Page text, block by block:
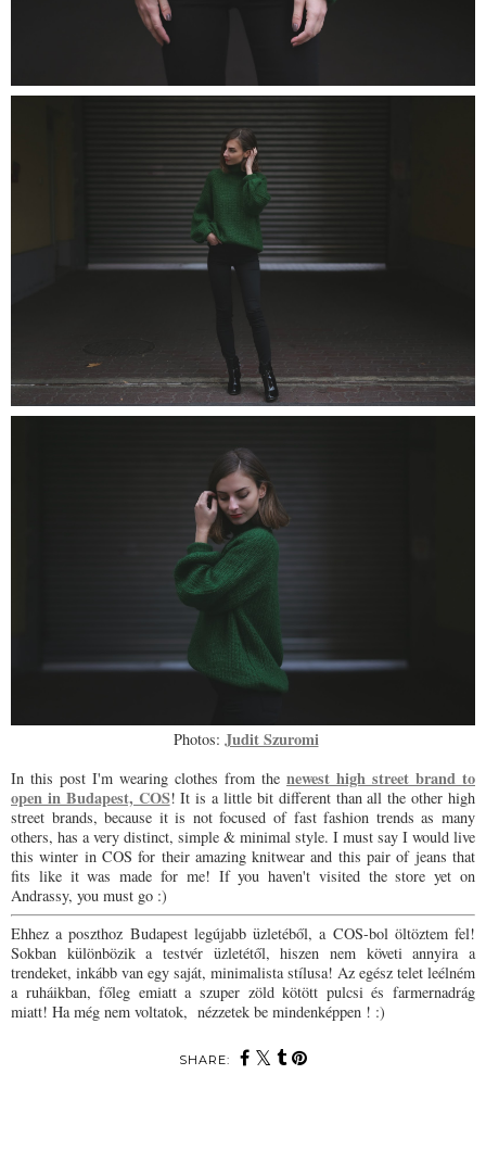
Photos: Judit Szuromi
In this post I'm wearing clothes from the newest high street brand to
open in Budapest, COS! It is a little bit different than all the other high
street brands, because it is not focused of fast fashion trends as many
others, has a very distinct, simple & minimal style. I must say I would live
this winter in COS for their amazing knitwear and this pair of jeans that
fits like it was made for me! If you haven't visited the store yet on
Andrassy, you must go :)
Ehhez a poszthoz Budapest legújabb üzletéből, a COS-bol öltöztem fel!
Sokban különbözik a testvér üzletétől, hiszen nem követi annyira a
trendeket, inkább van egy saját, minimalista stílusa! Az egész telet leélném
a ruháikban, főleg emiatt a szuper zöld kötött pulcsi és farmernadrág
miatt! Ha még nem voltatok, nézzetek be mindenképpen ! :)
SHARE: